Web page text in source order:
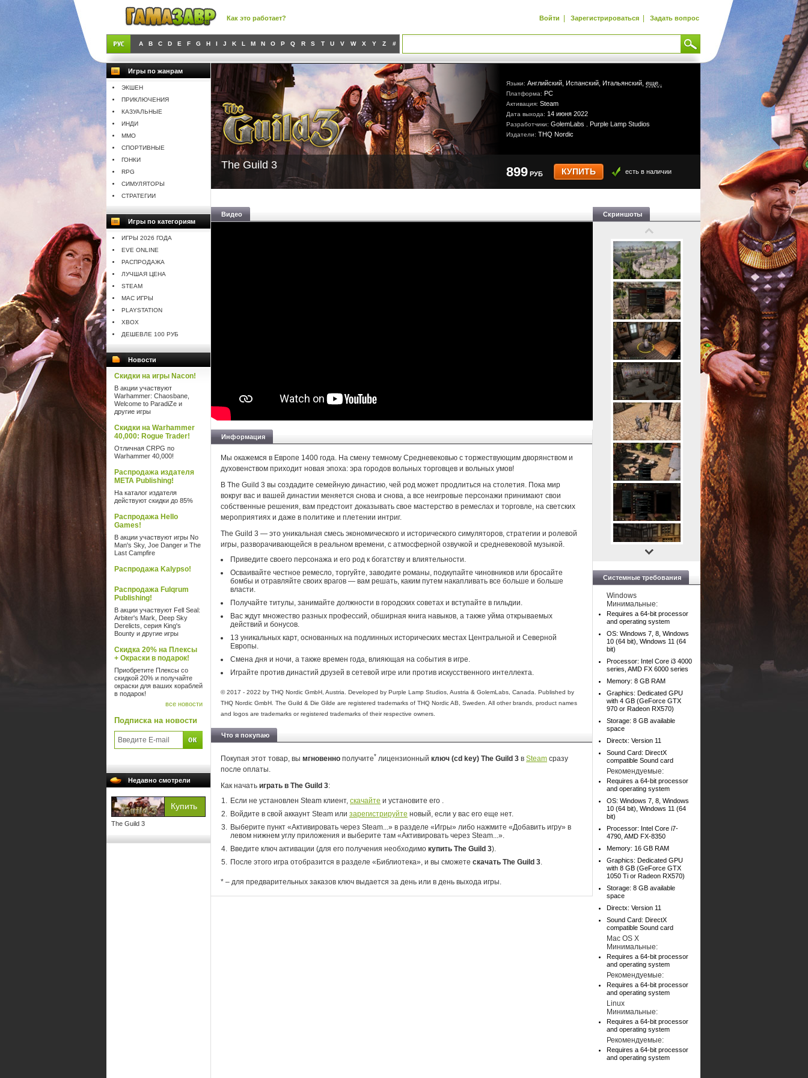
Как это работает? Войти | Зарегистрироваться | Задать вопрос
A B C D E F G H I J K L M N O P Q R S T U V W X Y Z #
Игры по жанрам
ЭКШЕН
ПРИКЛЮЧЕНИЯ
КАЗУАЛЬНЫЕ
ИНДИ
MMO
СПОРТИВНЫЕ
ГОНКИ
RPG
СИМУЛЯТОРЫ
СТРАТЕГИИ
Игры по категориям
ИГРЫ 2026 ГОДА
EVE ONLINE
РАСПРОДАЖА
ЛУЧШАЯ ЦЕНА
STEAM
MAC ИГРЫ
PLAYSTATION
XBOX
ДЕШЕВЛЕ 100 РУБ
Новости
Скидки на игры Nacon!
В акции участвуют
Warhammer: Chaosbane,
Welcome to ParadiZe и
другие игры
Скидки на Warhammer
40,000: Rogue Trader!
Отличная CRPG по
Warhammer 40,000!
Распродажа издателя
META Publishing!
На каталог издателя
действуют скидки до 85%
Распродажа Hello
Games!
В акции участвуют игры No
Man's Sky, Joe Danger и The
Last Campfire
Распродажа Kalypso!
Распродажа Fulqrum
Publishing!
В акции участвуют Fell Seal:
Arbiter's Mark, Deep Sky
Derelicts, серия King's
Bounty и другие игры
Скидка 20% на Плексы
+ Окраски в подарок!
Приобретите Плексы со
скидкой 20% и получайте
окраски для ваших кораблей
в подарок!
все новости
Подписка на новости
Недавно смотрели
The Guild 3
Языки: Английский, Испанский, Итальянский, еще..
Платформа: PC
Активация: Steam
Дата выхода: 14 июня 2022
Разработчики: GolemLabs Purple Lamp Studios
Издатели: THQ Nordic
The Guild 3 899 РУБ КУПИТЬ есть в наличии
Видео
Информация
Мы окажемся в Европе 1400 года. На смену темному Средневековью с торжествующим дворянством и
духовенством приходит новая эпоха: эра городов вольных торговцев и вольных умов!
В The Guild 3 вы создадите семейную династию, чей род может продлиться на столетия. Пока мир
вокруг вас и вашей династии меняется снова и снова, а все неигровые персонажи принимают свои
собственные решения, вам предстоит доказывать свое мастерство в ремеслах и торговле, на светских
мероприятиях и даже в политике и плетении интриг.
The Guild 3 — это уникальная смесь экономического и исторического симуляторов, стратегии и ролевой
игры, разворачивающейся в реальном времени, с атмосферной озвучкой и средневековой музыкой.
Приведите своего персонажа и его род к богатству и влиятельности.
Осваивайте честное ремесло, торгуйте, заводите романы, подкупайте чиновников или бросайте
бомбы и отравляйте своих врагов — вам решать, каким путем накапливать все больше и больше
власти.
Получайте титулы, занимайте должности в городских советах и вступайте в гильдии.
Вас ждут множество разных профессий, обширная книга навыков, а также уйма открываемых
действий и бонусов.
13 уникальных карт, основанных на подлинных исторических местах Центральной и Северной
Европы.
Смена дня и ночи, а также времен года, влияющая на события в игре.
Играйте против династий друзей в сетевой игре или против искусственного интеллекта.
© 2017 - 2022 by THQ Nordic GmbH, Austria. Developed by Purple Lamp Studios, Austria & GolemLabs, Canada. Published by
THQ Nordic GmbH. The Guild & Die Gilde are registered trademarks of THQ Nordic AB, Sweden. All other brands, product names
and logos are trademarks or registered trademarks of their respective owners.
Что я покупаю
Покупая этот товар, вы мгновенно получите* лицензионный ключ (cd key) The Guild 3 в Steam сразу
после оплаты.
Как начать играть в The Guild 3:
Если не установлен Steam клиент, скачайте и установите его .
Войдите в свой аккаунт Steam или зарегистрируйте новый, если у вас его еще нет.
Выберите пункт «Активировать через Steam...» в разделе «Игры» либо нажмите «Добавить игру» в
левом нижнем углу приложения и выберите там «Активировать через Steam...».
Введите ключ активации (для его получения необходимо купить The Guild 3).
После этого игра отобразится в разделе «Библиотека», и вы сможете скачать The Guild 3.
* – для предварительных заказов ключ выдается за день или в день выхода игры.
Скриншоты
Системные требования
Windows
Минимальные:
Requires a 64-bit processor
and operating system
OS: Windows 7, 8, Windows
10 (64 bit), Windows 11 (64
bit)
Processor: Intel Core i3 4000
series, AMD FX 6000 series
Memory: 8 GB RAM
Graphics: Dedicated GPU
with 4 GB (GeForce GTX
970 or Radeon RX570)
Storage: 8 GB available
space
Directx: Version 11
Sound Card: DirectX
compatible Sound card
Рекомендуемые:
Requires a 64-bit processor
and operating system
OS: Windows 7, 8, Windows
10 (64 bit), Windows 11 (64
bit)
Processor: Intel Core i7-
4790, AMD FX-8350
Memory: 16 GB RAM
Graphics: Dedicated GPU
with 8 GB (GeForce GTX
1050 Ti or Radeon RX570)
Storage: 8 GB available
space
Directx: Version 11
Sound Card: DirectX
compatible Sound card
Mac OS X
Минимальные:
Requires a 64-bit processor
and operating system
Рекомендуемые:
Requires a 64-bit processor
and operating system
Linux
Минимальные:
Requires a 64-bit processor
and operating system
Рекомендуемые:
Requires a 64-bit processor
and operating system